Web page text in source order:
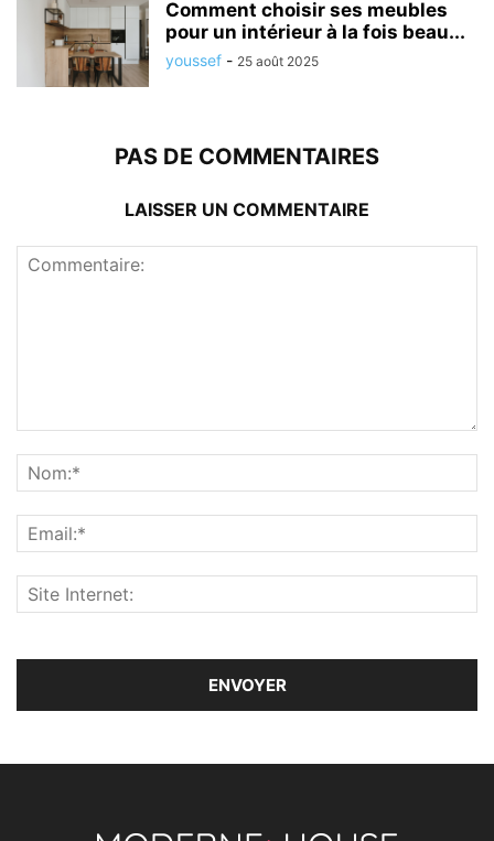
Comment choisir ses meubles
pour un intérieur à la fois beau...
youssef - 25 août 2025
PAS DE COMMENTAIRES
LAISSER UN COMMENTAIRE